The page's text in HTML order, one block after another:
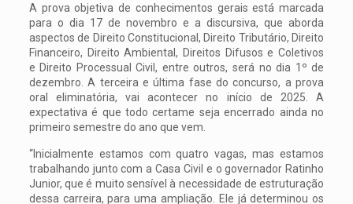
A prova objetiva de conhecimentos gerais está marcada
para o dia 17 de novembro e a discursiva, que aborda
aspectos de Direito Constitucional, Direito Tributário, Direito
Financeiro, Direito Ambiental, Direitos Difusos e Coletivos
e Direito Processual Civil, entre outros, será no dia 1º de
dezembro. A terceira e última fase do concurso, a prova
oral eliminatória, vai acontecer no início de 2025. A
expectativa é que todo certame seja encerrado ainda no
primeiro semestre do ano que vem.
“Inicialmente estamos com quatro vagas, mas estamos
trabalhando junto com a Casa Civil e o governador Ratinho
Junior, que é muito sensível à necessidade de estruturação
dessa carreira, para uma ampliação. Ele já determinou os